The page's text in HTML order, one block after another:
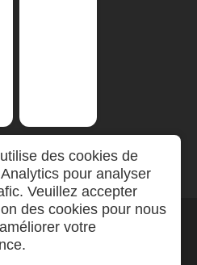
des cookies de
pour analyser
Veuillez accepter
des cookies pour nous
votre